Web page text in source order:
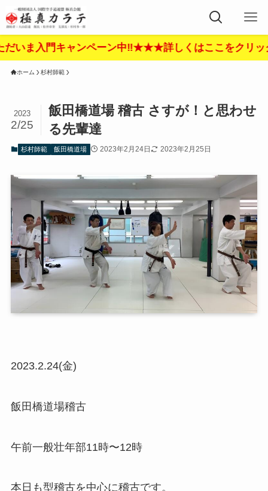
キャンペーン中‼︎★★★詳しくはここをクリック‼︎★★★
ホーム 杉村師範
飯田橋道場 稽古 さすが！と思わせ
る先輩達
2023
2/25
杉村師範 飯田橋道場 2023年2月24日 2023年2月25日
2023.2.24(金)
飯田橋道場稽古
午前一般壮年部11時〜12時
本日も型稽古を中心に稽古です。